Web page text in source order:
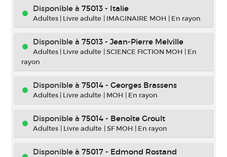
Disponible à 75013 - Italie
Adultes | Livre adulte | IMAGINAIRE MOH | En rayon
Disponible à 75013 - Jean-Pierre Melville
Adultes | Livre adulte |SCIENCE FICTION MOH | En
rayon
Disponible à 75014 - Georges Brassens
Adultes | Livre adulte | MOH | En rayon
Disponible à 75014 - Benoîte Groult
Adultes | Livre adulte |SF MOH | En rayon
Disponible à 75017 - Edmond Rostand